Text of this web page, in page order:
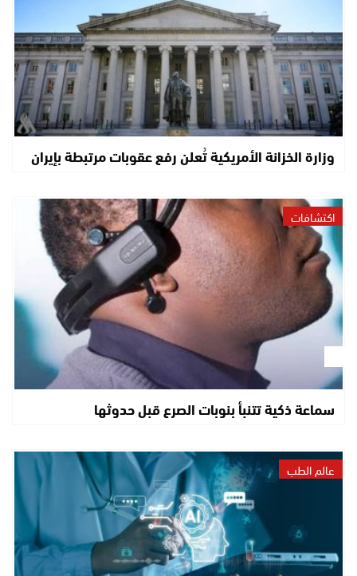
وزارة الخزانة الأمريكية تُعلن رفع عقوبات مرتبطة بإيران
اكتشافات
سماعة ذكية تتنبأ بنوبات الصرع قبل حدوثها
عالم الطب